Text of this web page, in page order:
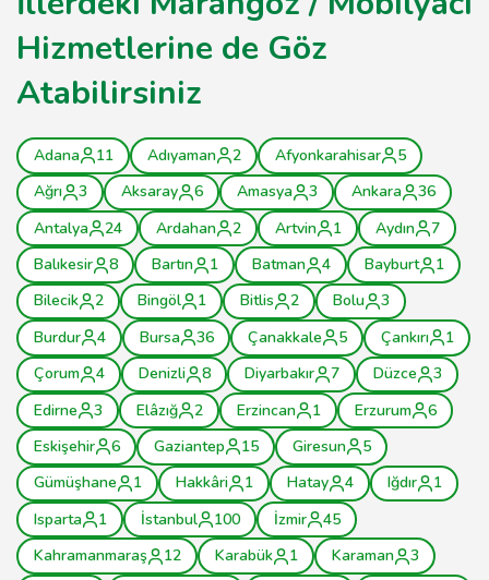
Hizmetlerine de Göz
Atabilirsiniz
Adana 11 Adıyaman 2 Afyonkarahisar
5
Ağrı
3 Aksaray 6 Amasya 3 Ankara
36
Antalya
24 Ardahan 2 Artvin 1 Aydın
7
Balıkesir
8 Bartın 1 Batman 4 Bayburt
1
Bilecik
2 Bingöl 1 Bitlis 2 Bolu
3
Burdur
4 Bursa 36 Çanakkale 5 Çankırı
1
Çorum
4 Denizli 8 Diyarbakır 7 Düzce
3
Edirne
3 Elâzığ 2 Erzincan 1 Erzurum
6
Eskişehir
6 Gaziantep 15 Giresun
5
Gümüşhane
1 Hakkâri 1 Hatay 4 Iğdır
1
Isparta
1 İstanbul 100 İzmir
45
Kahramanmaraş
12 Karabük 1 Karaman
3